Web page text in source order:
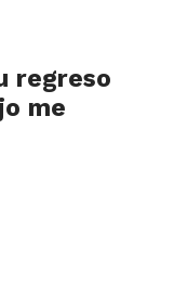
regreso
me